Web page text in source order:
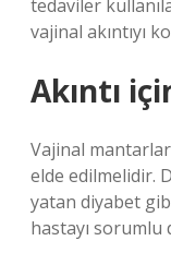
tedaviler
vajinal akıntıyı
Akıntı
Vajinal
elde edilmelidir.
yatan diyabet
hastayı